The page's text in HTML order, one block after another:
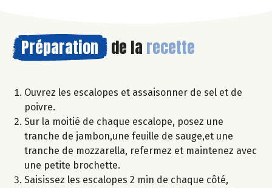
Préparation de la recette
Ouvrez les escalopes et assaisonner de sel et de
poivre.
Sur la moitié de chaque escalope, posez une
tranche de jambon,une feuille de sauge,et une
tranche de mozzarella, refermez et maintenez avec
une petite brochette.
Saisissez les escalopes 2 min de chaque côté,